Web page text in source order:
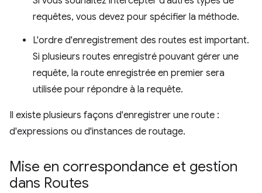
requêtes, vous devez pour spécifier la méthode.
L'ordre d'enregistrement des routes est important.
Si plusieurs routes enregistré pouvant gérer une
requête, la route enregistrée en premier sera
utilisée pour répondre à la requête.
Il existe plusieurs façons d'enregistrer une route :
d'expressions ou d'instances de routage.
Mise en correspondance et gestion
dans Routes